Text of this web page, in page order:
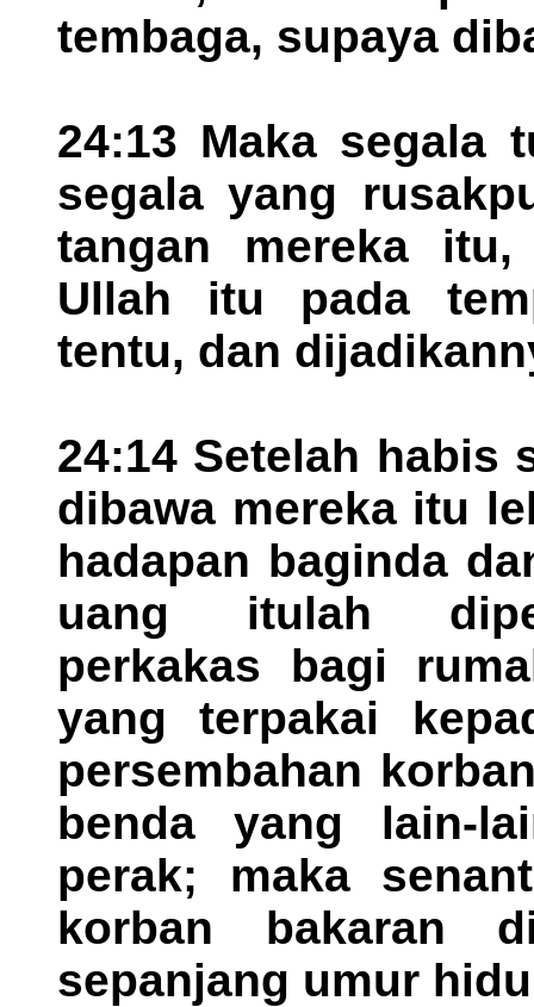
tembaga, supaya
24:13 Maka segala
segala yang
tangan mereka
Ullah itu pada
tentu, dan
24:14 Setelah habis
dibawa mereka itu
hadapan baginda
uang itulah
perkakas bagi
yang terpakai
persembahan
benda yang lain-
perak; maka
korban bakaran
sepanjang umur